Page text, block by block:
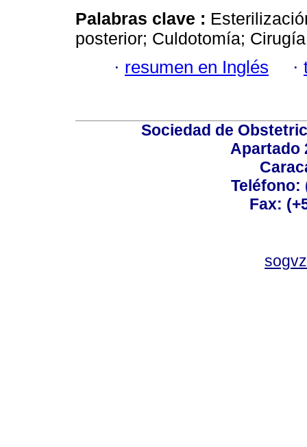
Palabras clave :
posterior; Culdotomía;
· resumen en Inglés ·
Sociedad de
Apartado
Teléfono:
Fax: